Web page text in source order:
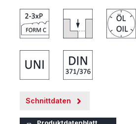
Schnittdaten